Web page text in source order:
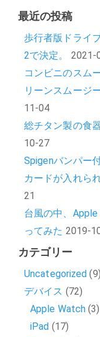
最近の投稿
歩行者版ドライ
2で決定。
2021-
コンビニのスム
リーンスムージ
11-04
総チタン製の食
10-27
Spigenバンパー
カードが入れら
21
台風の中、
ってみた 2019-
カテゴリー
Uncategorized (9)
デバイス (72)
Apple Watch (3)
iPad (17)